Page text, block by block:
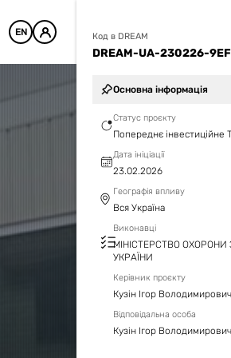
EN Код в DREAM
DREAM-UA-230226-
Основна інформація
Статус проєкту
Попереднє інвестиційне
Дата ініціації
23.02.2026
Географія впливу
Вся Україна
Виконавці
МІНІСТЕРСТВО
УКРАЇНИ
Керівник проєкту
Кузін Ігор Володимирович
Відповідальна особа
Кузін Ігор Володимирович